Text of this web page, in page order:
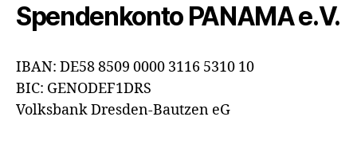
Spendenkonto PANAMA e.V.
IBAN: DE58 8509 0000 3116 5310 10
BIC: GENODEF1DRS
Volksbank Dresden-Bautzen eG